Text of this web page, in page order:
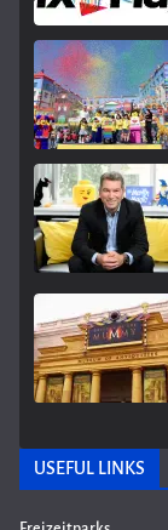
USEFUL LINKS